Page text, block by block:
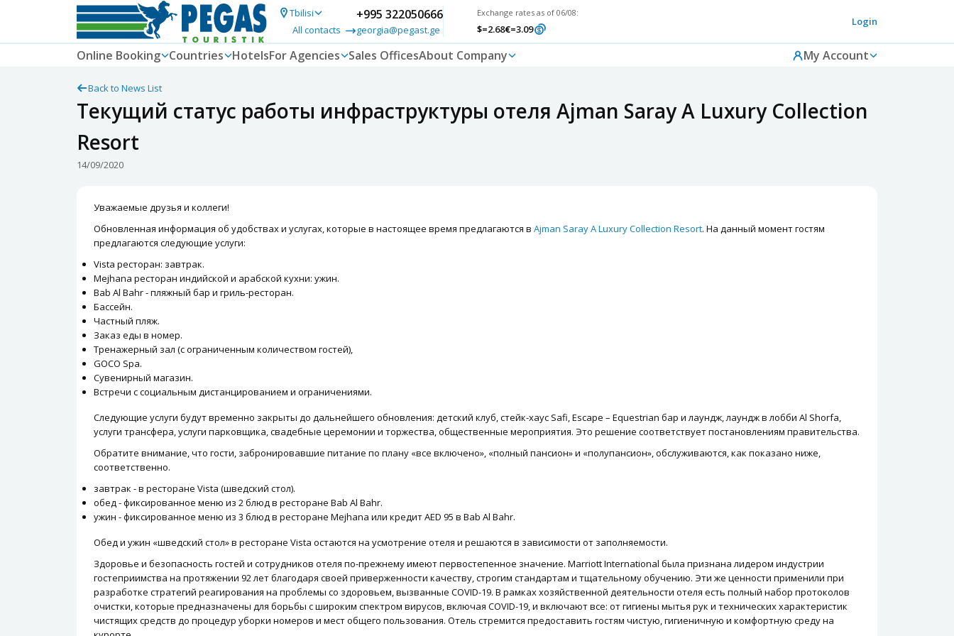
Tbilisi
All contacts
+995 322050666
georgia@pegast.ge
Exchange rates as of 06/08:
$=2.68€=3.09
Login
Online Booking Countries HotelsFor Agencies Sales OfficesAbout Company My Account
Back to News List
Текущий статус работы инфраструктуры отеля Ajman Saray A Luxury Collection
Resort
14/09/2020
Уважаемые друзья и коллеги!
Обновленная информация об удобствах и услугах, которые в настоящее время предлагаются в Ajman Saray A Luxury Collection Resort. На данный момент гостям
предлагаются следующие услуги:
Vista ресторан: завтрак.
Mejhana ресторан индийской и арабской кухни: ужин.
Bab Al Bahr - пляжный бар и гриль-ресторан.
Бассейн.
Частный пляж.
Заказ еды в номер.
Тренажерный зал (с ограниченным количеством гостей),
GOCO Spa.
Сувенирный магазин.
Встречи с социальным дистанцированием и ограничениями.
Следующие услуги будут временно закрыты до дальнейшего обновления: детский клуб, стейк-хаус Safi, Escape – Equestrian бар и лаундж, лаундж в лобби Al Shorfa,
услуги трансфера, услуги парковщика, свадебные церемонии и торжества, общественные мероприятия. Это решение соответствует постановлениям правительства.
Обратите внимание, что гости, забронировавшие питание по плану «все включено», «полный пансион» и «полупансион», обслуживаются, как показано ниже,
соответственно.
завтрак - в ресторане Vista (шведский стол).
обед - фиксированное меню из 2 блюд в ресторане Bab Al Bahr.
ужин - фиксированное меню из 3 блюд в ресторане Mejhana или кредит AED 95 в Bab Al Bahr.
Обед и ужин «шведский стол» в ресторане Vista остаются на усмотрение отеля и решаются в зависимости от заполняемости.
Здоровье и безопасность гостей и сотрудников отеля по-прежнему имеют первостепенное значение. Marriott International была признана лидером индустрии
гостеприимства на протяжении 92 лет благодаря своей приверженности качеству, строгим стандартам и тщательному обучению. Эти же ценности применили при
разработке стратегий реагирования на проблемы со здоровьем, вызванные COVID-19. В рамках хозяйственной деятельности отеля есть полный набор протоколов
очистки, которые предназначены для борьбы с широким спектром вирусов, включая COVID-19, и включают все: от гигиены мытья рук и технических характеристик
чистящих средств до процедур уборки номеров и мест общего пользования. Отель стремится предоставить гостям чистую, гигиеничную и комфортную среду на